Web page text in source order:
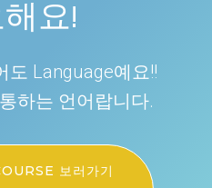
요!
도 Language예요!!
하는 언어랍니다.
보러가기